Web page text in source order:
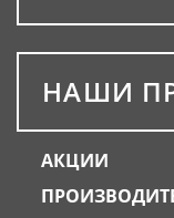
НАШИ
АКЦИИ